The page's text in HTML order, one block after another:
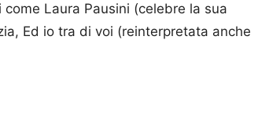
Laura Pausini (celebre la sua
Ed io tra di voi (reinterpretata anche